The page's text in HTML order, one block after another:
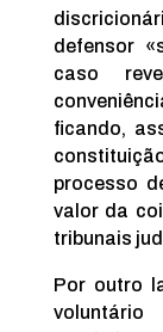
defensor
caso
ficando,
processo
valor da
tribunais
Por outro